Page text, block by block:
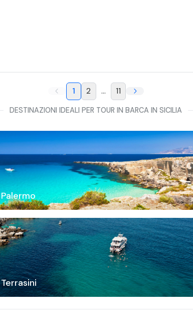
1 2 ... 11
DESTINAZIONI IDEALI PER TOUR IN BARCA IN SICILIA
Palermo
Terrasini